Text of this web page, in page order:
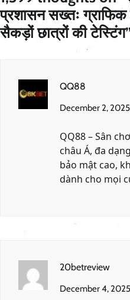
प्रशासन सख्तः ग्राफिक
सैकड़ों छात्रों की टेस्टिंग
QQ88
December 2,
QQ88 – Sân
châu Á, đa
bảo mật cao,
dành cho mọi
20betreview
December 4,